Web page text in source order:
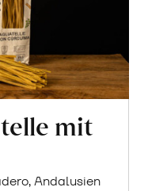
mit
Andalusien